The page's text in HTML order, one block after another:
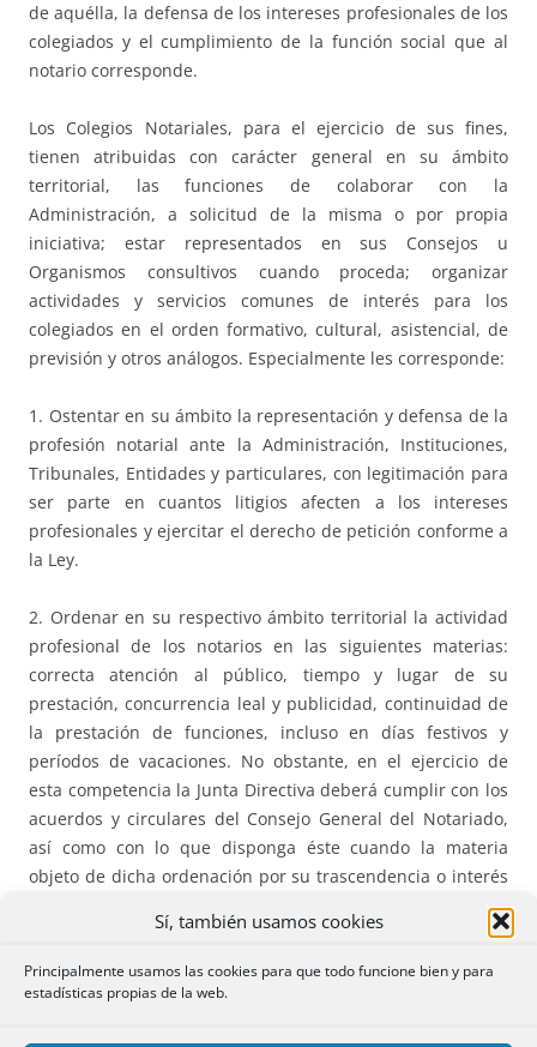
Sí, también usamos cookies
Principalmente usamos las cookies para que todo funcione bien y para
estadísticas propias de la web.
de aquélla, la defensa de los intereses profesionales de los
colegiados y el cumplimiento de la función social que al
notario corresponde.
Los Colegios Notariales, para el ejercicio de sus fines,
tienen atribuidas con carácter general en su ámbito
territorial, las funciones de colaborar con la
Administración, a solicitud de la misma o por propia
iniciativa; estar representados en sus Consejos u
Organismos consultivos cuando proceda; organizar
actividades y servicios comunes de interés para los
colegiados en el orden formativo, cultural, asistencial, de
previsión y otros análogos. Especialmente les corresponde:
1. Ostentar en su ámbito la representación y defensa de la
profesión notarial ante la Administración, Instituciones,
Tribunales, Entidades y particulares, con legitimación para
ser parte en cuantos litigios afecten a los intereses
profesionales y ejercitar el derecho de petición conforme a
la Ley.
2. Ordenar en su respectivo ámbito territorial la actividad
profesional de los notarios en las siguientes materias:
correcta atención al público, tiempo y lugar de su
prestación, concurrencia leal y publicidad, continuidad de
la prestación de funciones, incluso en días festivos y
períodos de vacaciones. No obstante, en el ejercicio de
esta competencia la Junta Directiva deberá cumplir con los
acuerdos y circulares del Consejo General del Notariado,
así como con lo que disponga éste cuando la materia
objeto de dicha ordenación por su trascendencia o interés
afecte a un ámbito territorial superior al del Colegio
respectivo. Asimismo, y en los términos legalmente
previstos corregirán las infracciones disciplinarias de sus
colegiados, dejando a salvo las facultades del Ministro de